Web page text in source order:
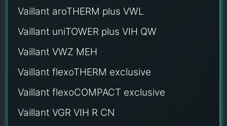
Vaillant aroTHERM plus VWL
Vaillant uniTOWER plus VIH QW
Vaillant VWZ MEH
Vaillant flexoTHERM exclusive
Vaillant flexoCOMPACT exclusive
Vaillant VGR VIH R CN